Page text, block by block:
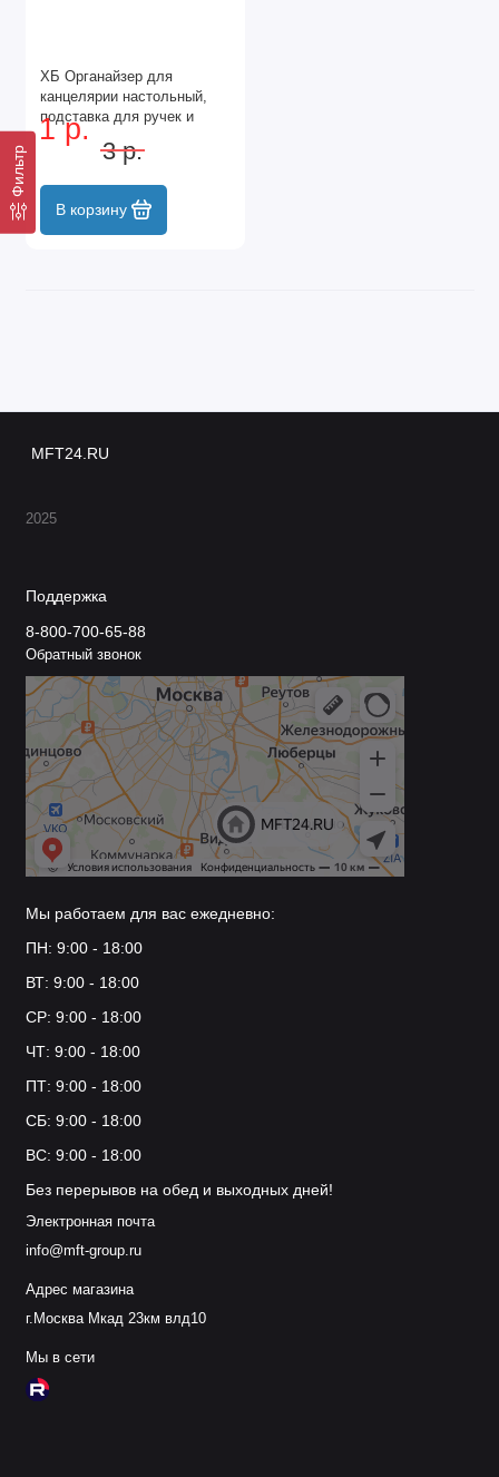
Фильтр
ХБ Органайзер для
канцелярии настольный,
подставка для ручек и
карандашей, 7 ячеек
металлическая, 22х13х14
1 р.
3 р.
В корзину
MFT24.RU
2025
Поддержка
8-800-700-65-88
Обратный звонок
Мы работаем для вас ежедневно:
ПН: 9:00 - 18:00
ВТ: 9:00 - 18:00
СР: 9:00 - 18:00
ЧТ: 9:00 - 18:00
ПТ: 9:00 - 18:00
СБ: 9:00 - 18:00
ВС: 9:00 - 18:00
Без перерывов на обед и выходных дней!
Электронная почта
info@mft-group.ru
Адрес магазина
г.Москва Мкад 23км влд10
Мы в сети